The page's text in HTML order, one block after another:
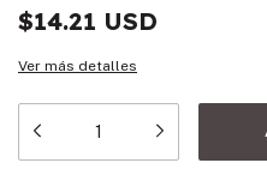
$14.21 USD
Ver más detalles